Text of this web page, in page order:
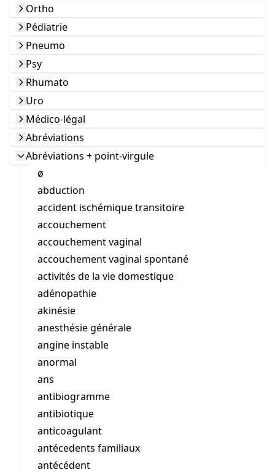
Ortho
Pédiatrie
Pneumo
Psy
Rhumato
Uro
Médico-légal
Abréviations
Abréviations + point-virgule
ø
abduction
accident ischémique transitoire
accouchement
accouchement vaginal
accouchement vaginal spontané
activités de la vie domestique
adénopathie
akinésie
anesthésie générale
angine instable
anormal
ans
antibiogramme
antibiotique
anticoagulant
antécedents familiaux
antécédent